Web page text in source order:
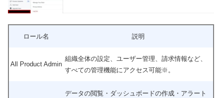
ロール名 説明
All Product Admin
組織全体の設定、ユーザー管理、請求情報など、
すべての管理機能にアクセス可能※。
データの閲覧・ダッシュボードの作成・アラート